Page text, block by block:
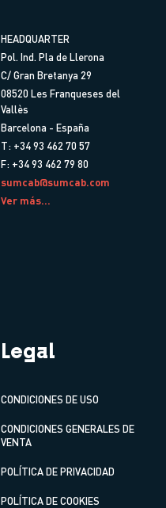
HEADQUARTER
Pol. Ind. Pla de Llerona
C/ Gran Bretanya 29
08520 Les Franqueses del
Vallès
Barcelona - España
T: +34 93 462 70 57
F: +34 93 462 79 80
sumcab@sumcab.com
Ver más...
Legal
CONDICIONES DE USO
CONDICIONES GENERALES DE
VENTA
POLÍTICA DE PRIVACIDAD
POLÍTICA DE COOKIES